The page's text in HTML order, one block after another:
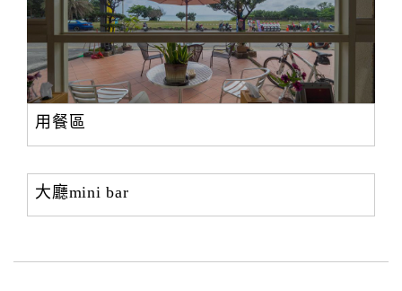
用餐區
大廳mini bar